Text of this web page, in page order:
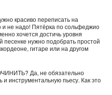
красиво переписать на
и не надо! Пятёрка по сольфеджио
хочется достичь уровня
песенке нужно подобрать простой
гитаре или на другом
Да, не обязательно
инструментальную пьесу. Как это